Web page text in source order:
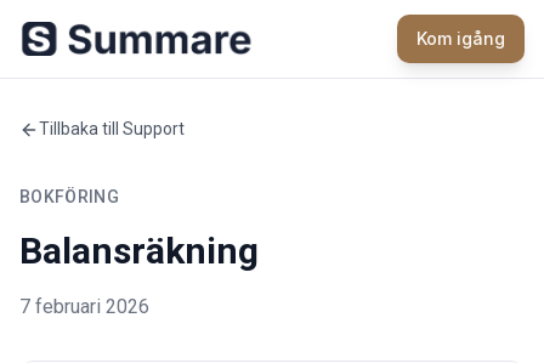
Kom igång
Tillbaka till Support
BOKFÖRING
Balansräkning
7 februari 2026